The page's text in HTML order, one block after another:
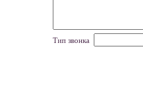
Тип звонка